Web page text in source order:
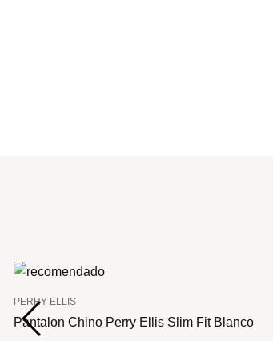
PERRY ELLIS
Pantalon Chino Perry Ellis Slim Fit Blanco